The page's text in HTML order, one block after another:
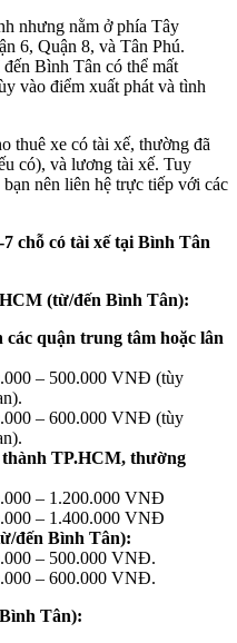
nhưng nằm ở phía Tây
6, Quận 8, và Tân Phú.
Bình Tân có thể mất
vào điểm xuất phát và tình
thuê xe có tài xế, thường đã
có), và lương tài xế. Tuy
nên liên hệ trực tiếp với các
chỗ có tài xế tại Bình Tân
(từ/đến Bình Tân):
quận trung tâm hoặc lân
– 500.000 VNĐ (tùy
– 600.000 VNĐ (tùy
TP.HCM, thường
– 1.200.000 VNĐ
– 1.400.000 VNĐ
đến Bình Tân):
– 500.000 VNĐ.
– 600.000 VNĐ.
Tân):